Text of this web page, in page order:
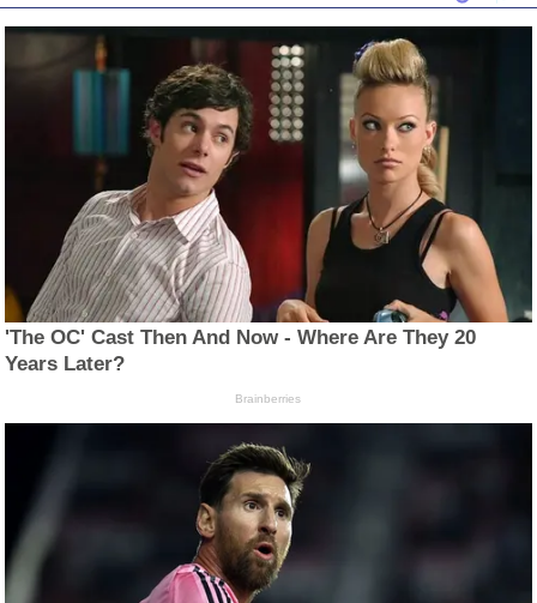
'The OC' Cast Then And Now - Where Are They 20
Years Later?
Brainberries